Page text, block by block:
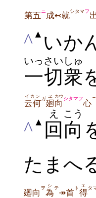
第五 ニ 成↢就シタマフ
^ ▲ いか
一切
いっさい
衆
しゅ
云何
イカン ガ廻
ヱ
向
カウ シタマフ心ニ
^ ▲ 回
え
向
こう
たまへ
廻向 ヲ為
シ テ↠首 ト 得
エ タ